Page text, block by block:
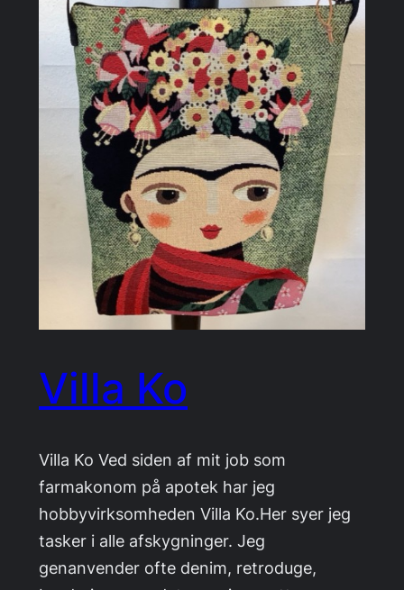
Villa Ko
Villa Ko Ved siden af mit job som
farmakonom på apotek har jeg
hobbyvirksomheden Villa Ko.Her syer jeg
tasker i alle afskygninger. Jeg
genanvender ofte denim, retroduge,